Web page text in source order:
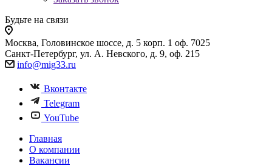
Будьте на связи
Москва, Головинское шоссе, д. 5 корп. 1 оф. 7025
Санкт-Петербург, ул. А. Невского, д. 9, оф. 215
info@mig33.ru
Вконтакте
Telegram
YouTube
Главная
О компании
Вакансии